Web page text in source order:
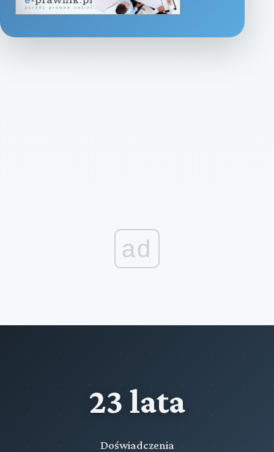
ad
23 lata
Doświadczenia